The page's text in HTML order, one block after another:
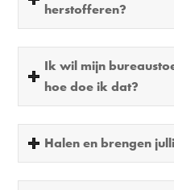
herstofferen?
Ik wil mijn
hoe doe ik dat?
Halen en brengen